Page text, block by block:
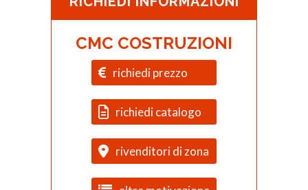
CMC COSTRUZIONI
richiedi prezzo
richiedi catalogo
rivenditori di zona